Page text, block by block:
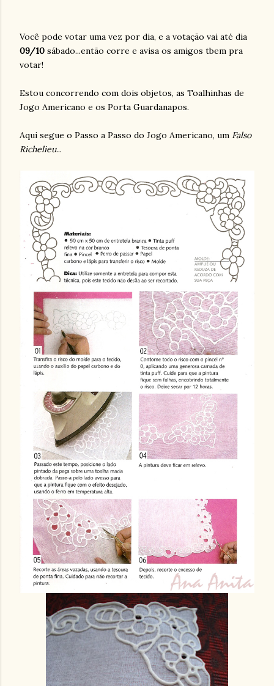
Você pode votar uma vez por dia, e a votação vai até dia
09/10 sábado...então corre e avisa os amigos tbem pra
votar!
Estou concorrendo com dois objetos, as Toalhinhas de
Jogo Americano e os Porta Guardanapos.
Aqui segue o Passo a Passo do Jogo Americano, um Falso
Richelieu...